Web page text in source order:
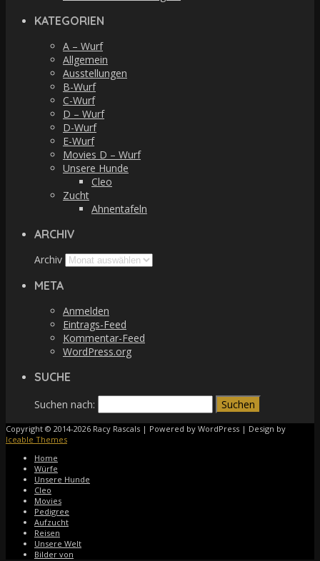
KATEGORIEN
A – Wurf
Allgemein
Ausstellungen
B-Wurf
C-Wurf
D – Wurf
D-Wurf
E-Wurf
Movies D – Wurf
Unsere Hunde
Cleo
Zucht
Ahnentafeln
ARCHIV
Archiv
META
Anmelden
Eintrags-Feed
Kommentar-Feed
WordPress.org
SUCHE
Suchen nach:
Copyright © 2014-2026 Racy Rascals | Powered by WordPress | Design by
Iceable Themes
Home
Würfe
Unsere Hunde
Cleo
Movies
Pedigree
Aufzucht
Reisen
Unsere Welt
Bilder von